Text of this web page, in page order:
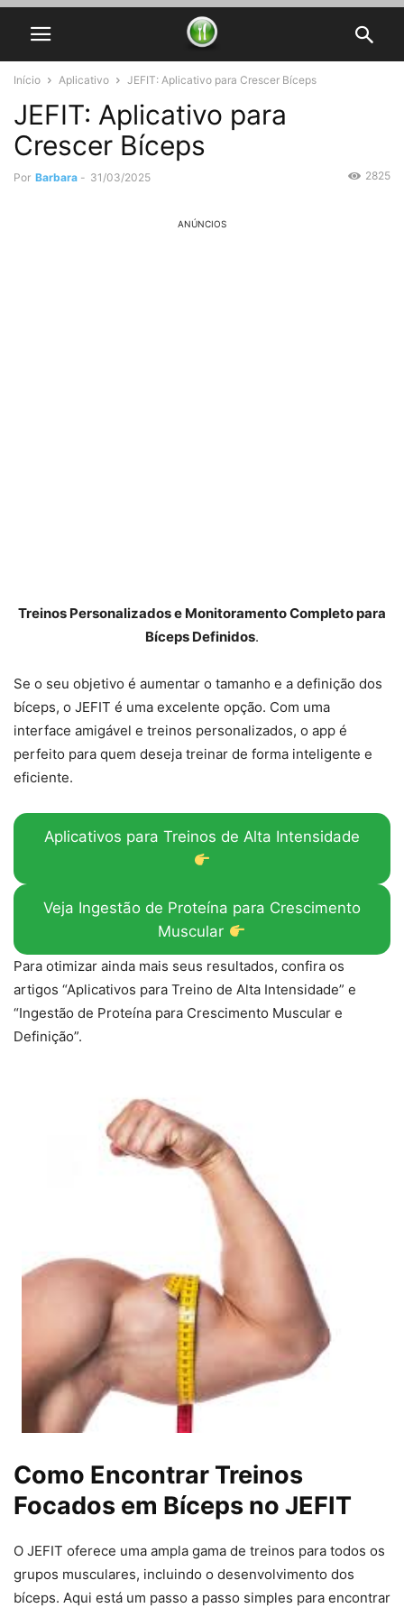
Início Aplicativo JEFIT: Aplicativo para Crescer Bíceps
JEFIT: Aplicativo para
Crescer Bíceps
Por Barbara - 31/03/2025 2825
ANÚNCIOS
Treinos Personalizados e Monitoramento Completo para
Bíceps Definidos.
Se o seu objetivo é aumentar o tamanho e a definição dos
bíceps, o JEFIT é uma excelente opção. Com uma
interface amigável e treinos personalizados, o app é
perfeito para quem deseja treinar de forma inteligente e
eficiente.
Aplicativos para Treinos de Alta Intensidade
Veja Ingestão de Proteína para Crescimento
Muscular
Para otimizar ainda mais seus resultados, confira os
artigos “Aplicativos para Treino de Alta Intensidade” e
“Ingestão de Proteína para Crescimento Muscular e
Definição”.
Como Encontrar Treinos
Focados em Bíceps no JEFIT
O JEFIT oferece uma ampla gama de treinos para todos os
grupos musculares, incluindo o desenvolvimento dos
bíceps. Aqui está um passo a passo simples para encontrar